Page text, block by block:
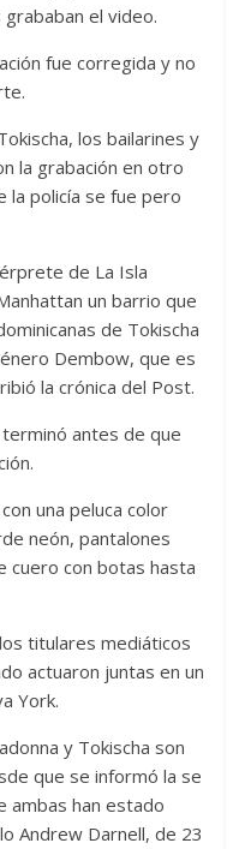
el video.
fue corregida y no
los bailarines y
la grabación en otro
la policía se fue pero
de La Isla
un barrio que
de Tokischa
Dembow, que es
la crónica del Post.
antes de que
una peluca color
neón, pantalones
cuero con botas hasta
titulares mediáticos
actuaron juntas en un
York.
y Tokischa son
que se informó la se
ambas han estado
Andrew Darnell, de 23